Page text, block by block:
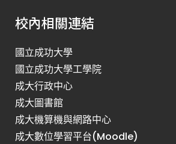
校內相關連結
國立成功大學
國立成功大學工學院
成大行政中心
成大圖書館
成大機算機與網路中心
成大數位學習平台(Moodle)